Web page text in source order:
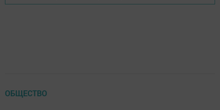
ОБЩЕСТВО